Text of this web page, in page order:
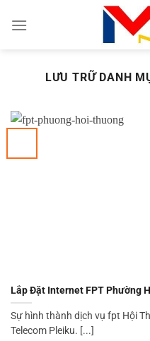
đến
LƯU TRỮ DANH
Lắp Đặt Internet FPT Phường
Sự hình thành dịch vụ fpt Hội
Telecom Pleiku. [...]